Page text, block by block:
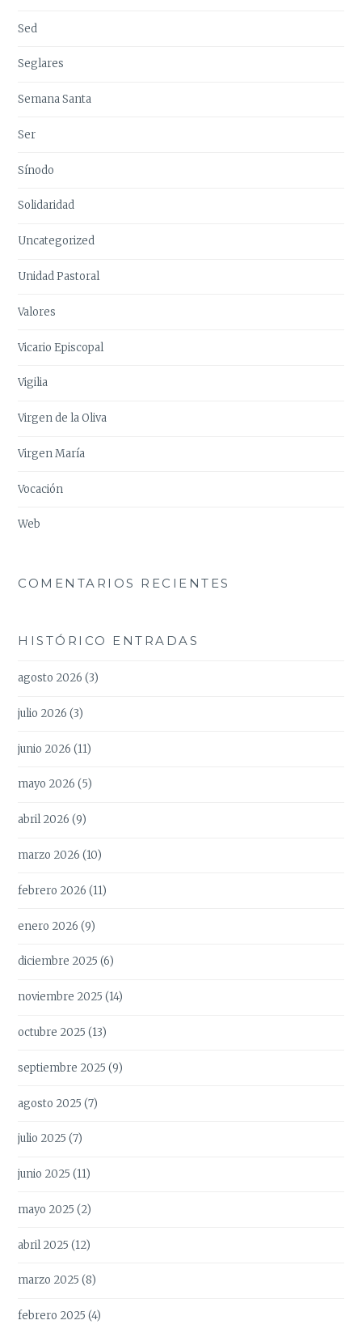
Sed
Seglares
Semana Santa
Ser
Sínodo
Solidaridad
Uncategorized
Unidad Pastoral
Valores
Vicario Episcopal
Vigilia
Virgen de la Oliva
Virgen María
Vocación
Web
COMENTARIOS RECIENTES
HISTÓRICO ENTRADAS
agosto 2026 (3)
julio 2026 (3)
junio 2026 (11)
mayo 2026 (5)
abril 2026 (9)
marzo 2026 (10)
febrero 2026 (11)
enero 2026 (9)
diciembre 2025 (6)
noviembre 2025 (14)
octubre 2025 (13)
septiembre 2025 (9)
agosto 2025 (7)
julio 2025 (7)
junio 2025 (11)
mayo 2025 (2)
abril 2025 (12)
marzo 2025 (8)
febrero 2025 (4)